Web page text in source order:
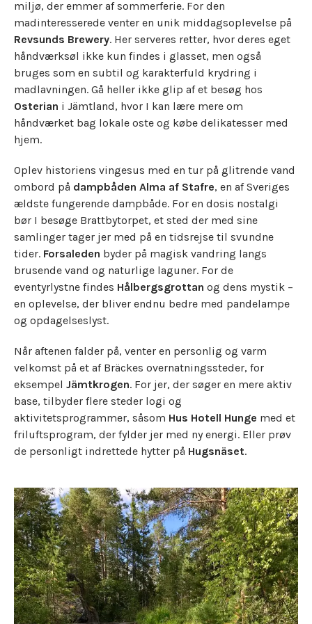
miljø, der emmer af sommerferie. For den
madinteresserede venter en unik middagsoplevelse på
Revsunds Brewery. Her serveres retter, hvor deres eget
håndværksøl ikke kun findes i glasset, men også
bruges som en subtil og karakterfuld krydring i
madlavningen. Gå heller ikke glip af et besøg hos
Osterian i Jämtland, hvor I kan lære mere om
håndværket bag lokale oste og købe delikatesser med
hjem.
Oplev historiens vingesus med en tur på glitrende vand
ombord på dampbåden Alma af Stafre, en af Sveriges
ældste fungerende dampbåde. For en dosis nostalgi
bør I besøge Brattbytorpet, et sted der med sine
samlinger tager jer med på en tidsrejse til svundne
tider. Forsaleden byder på magisk vandring langs
brusende vand og naturlige laguner. For de
eventyrlystne findes Hålbergsgrottan og dens mystik –
en oplevelse, der bliver endnu bedre med pandelampe
og opdagelseslyst.
Når aftenen falder på, venter en personlig og varm
velkomst på et af Bräckes overnatningssteder, for
eksempel Jämtkrogen. For jer, der søger en mere aktiv
base, tilbyder flere steder logi og
aktivitetsprogrammer, såsom Hus Hotell Hunge med et
friluftsprogram, der fylder jer med ny energi. Eller prøv
de personligt indrettede hytter på Hugsnäset.